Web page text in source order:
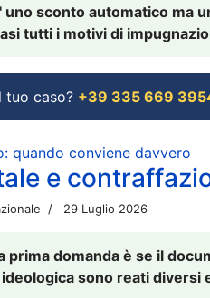
sconto automatico ma
tutti i motivi di
tuo caso? +39 335 669
quando conviene davvero
e
29 Luglio 2026
prima domanda è se il
sono reati diversi